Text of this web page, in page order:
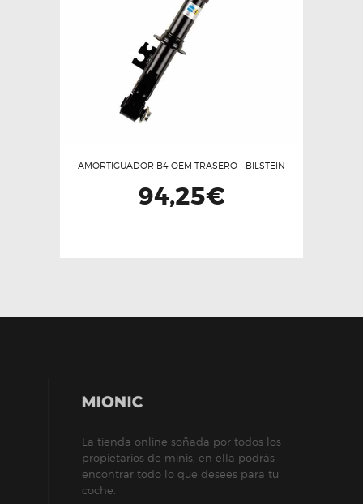
AMORTIGUADOR B4 OEM TRASERO – BILSTEIN
94,25€
La tienda online soñada por todos los
propietarios de minis, en ella podrás
encontrar todo lo que desees para tu
coche.